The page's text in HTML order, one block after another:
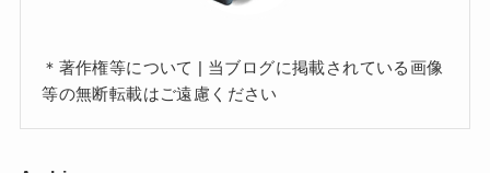
＊著作権等について | 当ブログに掲載されている画像
等の無断転載はご遠慮ください